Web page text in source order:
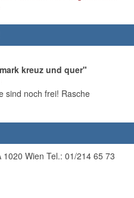
kreuz und quer"
sind noch frei! Rasche
Wien Tel.: 01/214 65 73